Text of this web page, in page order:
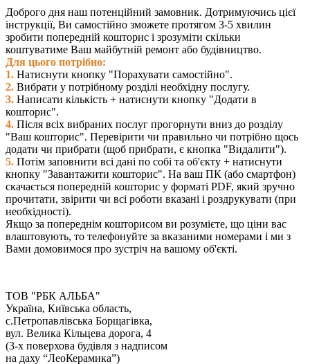
- своєчасне приймання та оплата виконаних робіт.
Доброго дня наш потенційний замовник. Дотримуючись цієї
інструкції, Ви самостійно зможете протягом 3-5 хвилин
зробити попередній кошторис і зрозуміти скільки
коштуватиме Ваш майбутній ремонт або будівництво.
Для цього потрібно:
1. Натиснути кнопку "Порахувати самостійно".
2. Вибрати у потрібному розділі необхідну послугу.
3. Написати кількість + натиснути кнопку "Додати в
кошторис".
4. Після всіх вибраних послуг прогорнути вниз до розділу
"Ваш кошторис". Перевірити чи правильно чи потрібно щось
додати чи прибрати (щоб прибрати, є кнопка "Видалити").
5. Потім заповнити всі дані по собі та об'єкту + натиснути
кнопку "Завантажити кошторис". На ваш ПК (або смартфон)
скачається попередній кошторис у форматі PDF, який зручно
прочитати, звірити чи всі роботи вказані і роздрукувати (при
необхідності).
Якщо за попереднім кошторисом ви розумієте, що ціни вас
влаштовують, то телефонуйте за вказаними номерами і ми з
Вами домовимося про зустріч на вашому об'єкті.
ТОВ "РБК АЛЬБА"
Україна, Київська область,
с.Петропавлівська Борщагівка,
вул. Велика Кільцева дорога, 4
(3-х поверхова будівля з надписом
на даху “ЛеоКерамика”)